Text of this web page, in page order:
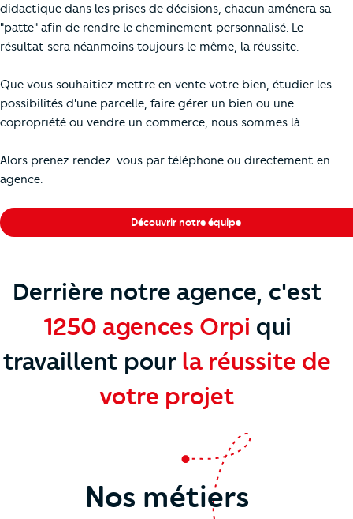
didactique dans les prises de décisions, chacun aménera sa
"patte" afin de rendre le cheminement personnalisé. Le
résultat sera néanmoins toujours le même, la réussite.
Que vous souhaitiez mettre en vente votre bien, étudier les
possibilités d'une parcelle, faire gérer un bien ou une
copropriété ou vendre un commerce, nous sommes là.
Alors prenez rendez-vous par téléphone ou directement en
agence.
Découvrir notre équipe
Derrière notre agence, c'est
1250 agences Orpi qui
travaillent pour la réussite de
votre projet
Nos métiers